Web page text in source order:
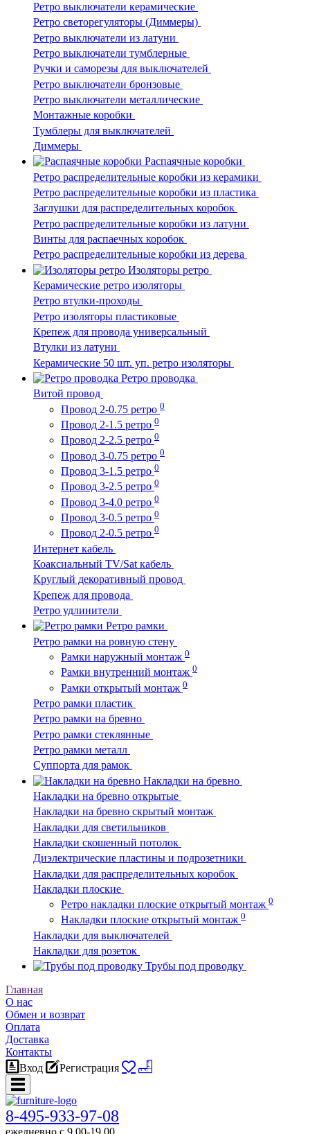
Ретро выключатели керамические
Ретро светорегуляторы (Диммеры)
Ретро выключатели из латуни
Ретро выключатели тумблерные
Ручки и саморезы для выключателей
Ретро выключатели бронзовые
Ретро выключатели металлические
Монтажные коробки
Тумблеры для выключателей
Диммеры
Распаячные коробки
Ретро распределительные коробки из керамики
Ретро распределительные коробки из пластика
Заглушки для распределительных коробок
Ретро распределительные коробки из латуни
Винты для распаечных коробок
Ретро распределительные коробки из дерева
Изоляторы ретро
Керамические ретро изоляторы
Ретро втулки-проходы
Ретро изоляторы пластиковые
Крепеж для провода универсальный
Втулки из латуни
Керамические 50 шт. уп. ретро изоляторы
Ретро проводка
Витой провод
Провод 2-0.75 ретро 0
Провод 2-1.5 ретро 0
Провод 2-2.5 ретро 0
Провод 3-0.75 ретро 0
Провод 3-1.5 ретро 0
Провод 3-2.5 ретро 0
Провод 3-4.0 ретро 0
Провод 3-0.5 ретро 0
Провод 2-0.5 ретро 0
Интернет кабель
Коаксиальный TV/Sat кабель
Круглый декоративный провод
Крепеж для провода
Ретро удлинители
Ретро рамки
Ретро рамки на ровную стену
Рамки наружный монтаж 0
Рамки внутренний монтаж 0
Рамки открытый монтаж 0
Ретро рамки пластик
Ретро рамки на бревно
Ретро рамки стеклянные
Ретро рамки металл
Суппорта для рамок
Накладки на бревно
Накладки на бревно открытые
Накладки на бревно скрытый монтаж
Накладки для светильников
Накладки скошенный потолок
Диэлектрические пластины и подрозетники
Накладки для распределительных коробок
Накладки плоские
Ретро накладки плоские открытый монтаж 0
Накладки плоские открытый монтаж 0
Накладки для выключателей
Накладки для розеток
Трубы под проводку
Главная
О нас
Обмен и возврат
Оплата
Доставка
Контакты
Вход
Регистрация
8-495-933-97-08